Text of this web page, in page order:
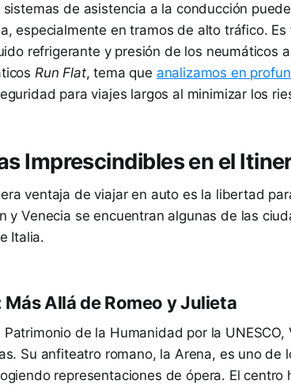
sistemas de asistencia a la conducción
especialmente en tramos de alto tráfico.
refrigerante y presión de los neumáticos
Run Flat, tema que analizamos en
para viajes largos al minimizar los
Imprescindibles en el
ventaja de viajar en auto es la libertad
y Venecia se encuentran algunas de las
Italia.
Más Allá de Romeo y Julieta
Patrimonio de la Humanidad por la
Su anfiteatro romano, la Arena, es uno de
representaciones de ópera. El